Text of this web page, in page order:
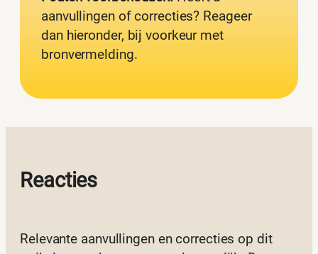
aanvullingen of correcties? Reageer
dan hieronder, bij voorkeur met
bronvermelding.
Reacties
Relevante aanvullingen en correcties op dit